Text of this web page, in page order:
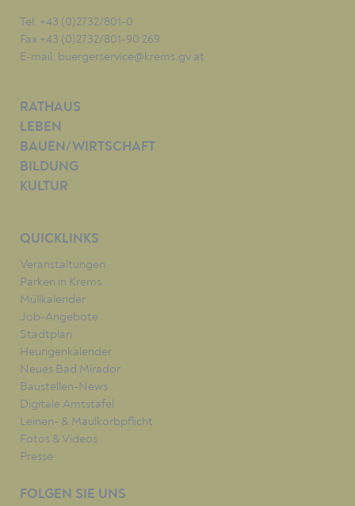
Tel. +43 (0)2732/801-0
Fax +43 (0)2732/801-90 269
E-mail: buergerservice@krems.gv.at
RATHAUS
LEBEN
BAUEN/WIRTSCHAFT
BILDUNG
KULTUR
QUICKLINKS
Veranstaltungen
Parken in Krems
Müllkalender
Job-Angebote
Stadtplan
Heurigenkalender
Neues Bad Mirador
Baustellen-News
Digitale Amtstafel
Leinen- & Maulkorbpflicht
Fotos & Videos
Presse
FOLGEN SIE UNS